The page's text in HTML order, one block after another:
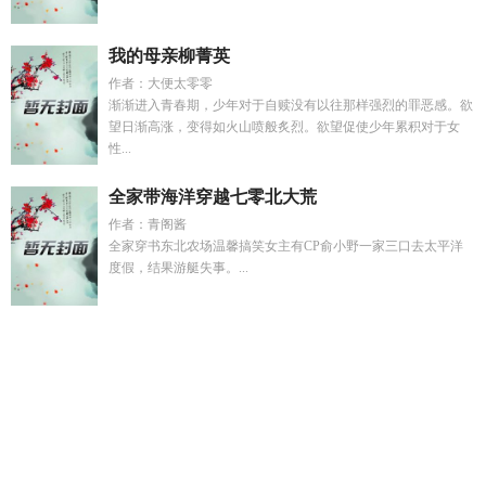
我的母亲柳菁英
作者：大便太零零
渐渐进入青春期，少年对于自赎没有以往那样强烈的罪恶感。欲
望日渐高涨，变得如火山喷般炙烈。欲望促使少年累积对于女
性...
全家带海洋穿越七零北大荒
作者：青阁酱
全家穿书东北农场温馨搞笑女主有CP俞小野一家三口去太平洋
度假，结果游艇失事。...